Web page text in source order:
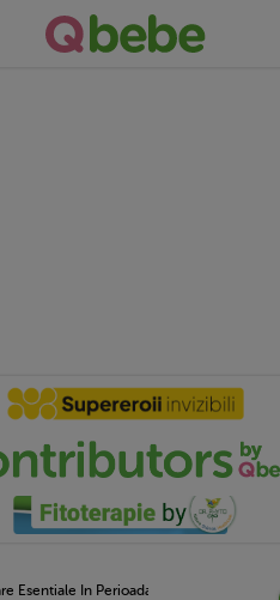
Esentiale In Perioada Sarcinii